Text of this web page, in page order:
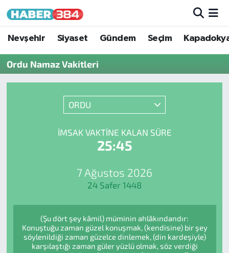
Nevşehir Siyaset Gündem Seçim
Ordu Namaz Vakitleri
ORDU
İMSAK VAKTINE KALAN SÜRE
25:45
7 Ağustos 2026
24 Safer 1448
(Şu dört şey kâmil) müminin ahlâkındandır:
Konuştuğu zaman güzel konuşmak, (kendisine) bir şey
söylenildiği zaman güzelce dinlemek, (din kardeşiyle)
karşılaştığı zaman güler yüzlü olmak, söz verdiği
Nöbetçi Eczaneler
Hava Durumu
Son Dakika Haberleri